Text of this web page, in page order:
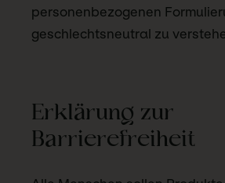
personenbezogenen
geschlechtsneutral zu
Erklärung zur
Barrierefreiheit